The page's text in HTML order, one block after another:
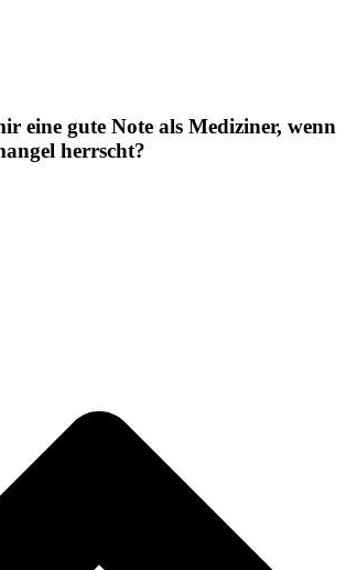
eine gute Note als Mediziner, wenn
herrscht?